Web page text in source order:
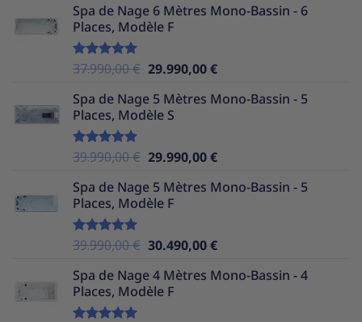
initial
était :
actuel
Spa de Nage 6 Mètres Mono-Bassin - 6
Places, Modèle F
Note5.00
37.990,00€ Le
initial
était :
29.990,00€Le
actuel
Spa de Nage 5 Mètres Mono-Bassin - 5
Places, Modèle S
Note5.00
39.990,00€ Le
initial
était :
29.990,00€Le
actuel
Spa de Nage 5 Mètres Mono-Bassin - 5
Places, Modèle F
Note5.00
39.990,00€ Le
initial
était :
30.490,00€Le
actuel
Spa de Nage 4 Mètres Mono-Bassin - 4
Places, Modèle F